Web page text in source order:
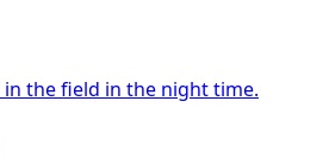
the field in the night time.